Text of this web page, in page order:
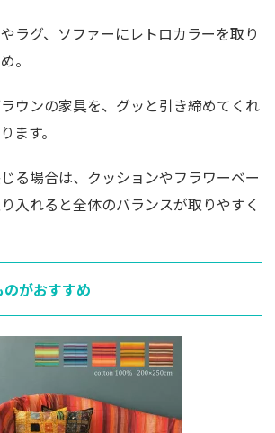
ラグ、ソファーにレトロカラーを取り
。
ウンの家具を、グッと引き締めてくれ
ます。
る場合は、クッションやフラワーベー
入れると全体のバランスが取りやすく
がおすすめ